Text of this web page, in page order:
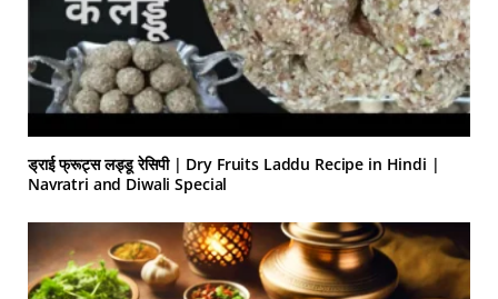
ड्राई फ्रूट्स लड्डू रेसिपी | Dry Fruits Laddu Recipe in Hindi |
Navratri and Diwali Special